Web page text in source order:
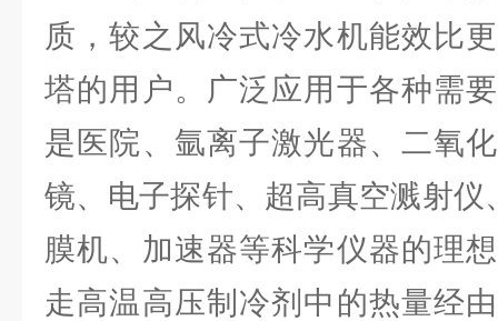
质，较之风冷式冷水机能效比
塔的用户。广泛应用于各种需
是医院、氩离子激光器、二氧
镜、电子探针、超高真空溅射
膜机、加速器等科学仪器的理
走高温高压制冷剂中的热量经